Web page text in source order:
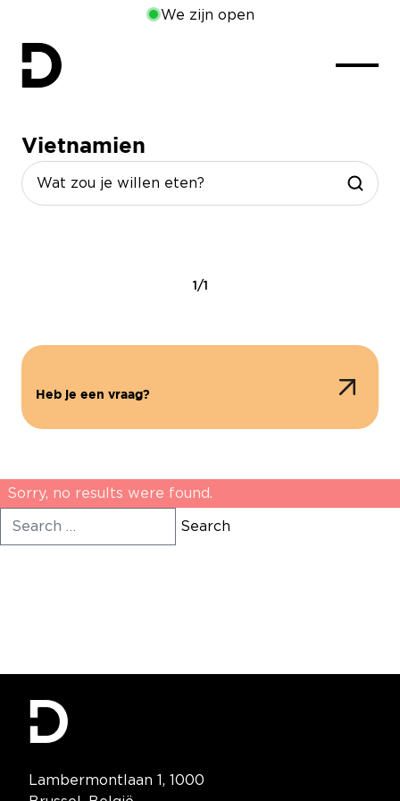
We zijn open
Vietnamien
1/1
Heb je een vraag?
Sorry, no results were found.
Search for:
Search
Contact Information
Lambermontlaan 1, 1000